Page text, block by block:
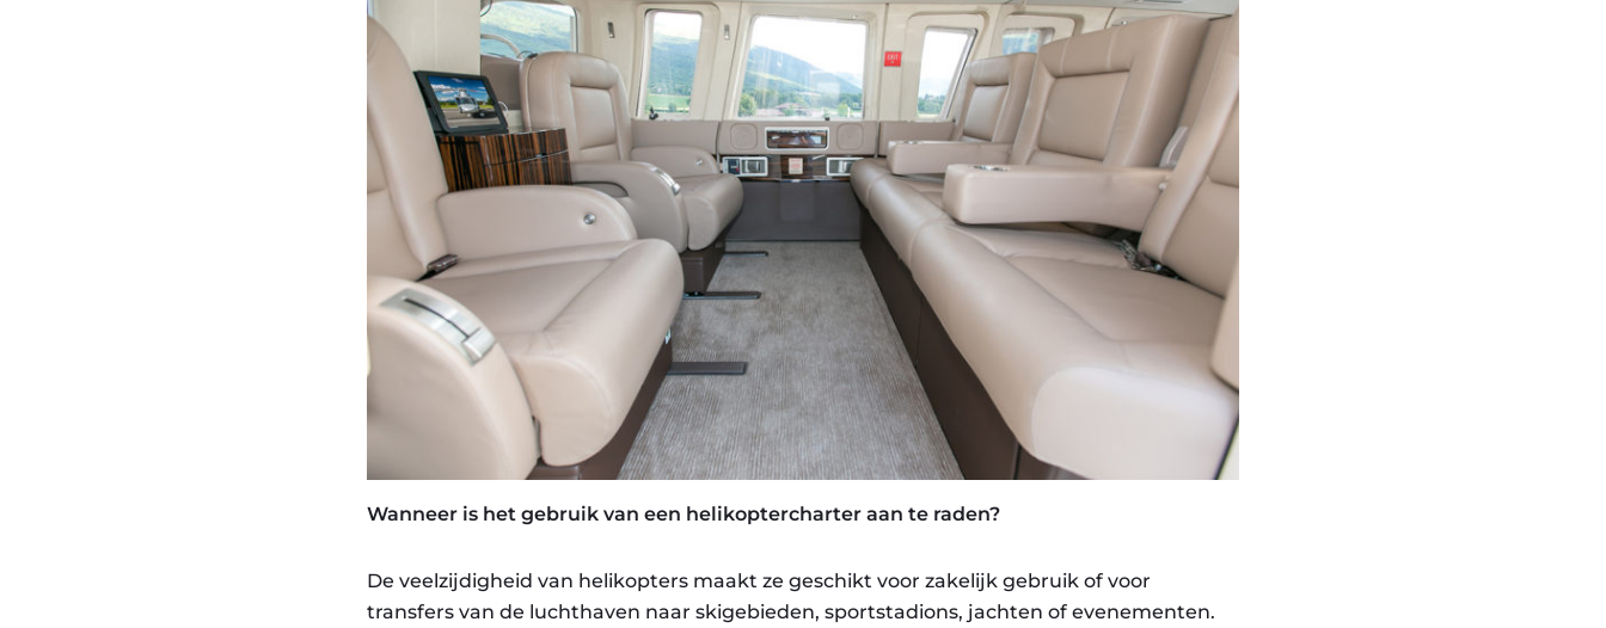
Wanneer is het gebruik van een helikoptercharter aan te raden?
De veelzijdigheid van helikopters maakt ze geschikt voor zakelijk gebruik of voor
transfers van de luchthaven naar skigebieden, sportstadions, jachten of evenementen.